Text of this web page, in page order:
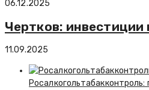
06.12.2025
Чертков:
11.09.2025